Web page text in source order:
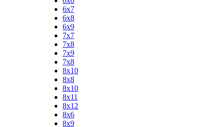
6x7
6x8
6x9
7x7
7x8
7x9
7х8
8x10
8x8
8х10
8х11
8х12
8х6
8х9